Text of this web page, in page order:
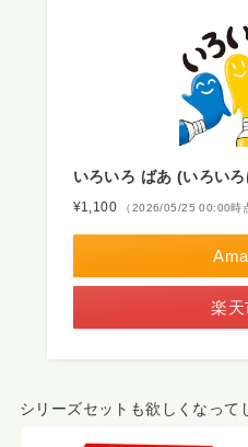
いろいろ ばあ (いろい
¥1,100 （2026/05/25 00:00時
楽
シリーズセットも欲しくなっ